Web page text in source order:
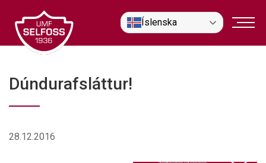
efni
Íslenska
Dúndurafsláttur!
28.12.2016